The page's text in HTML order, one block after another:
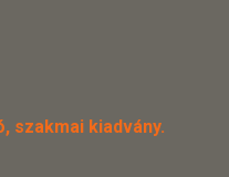
szakmai kiadvány.